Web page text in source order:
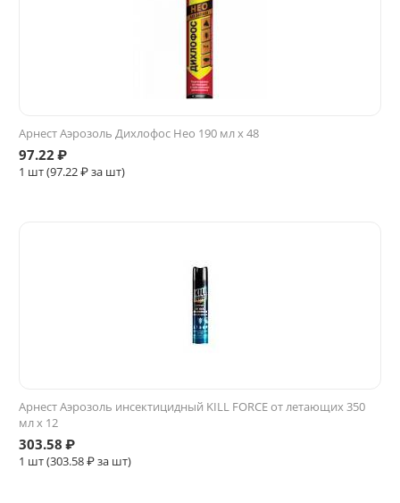
Арнест Аэрозоль Дихлофос Нео 190 мл х 48
97.22 ₽
1 шт (97.22₽ за шт)
Арнест Аэрозоль инсектицидный KILL FORCE от летающих 350
мл х 12
303.58 ₽
1 шт (303.58₽ за шт)